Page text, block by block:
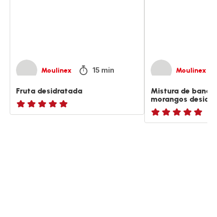
Moulinex 15 min
Fruta desidratada
ratings.NaN
Moulinex
Mistura de
morangos
ratings.NaN